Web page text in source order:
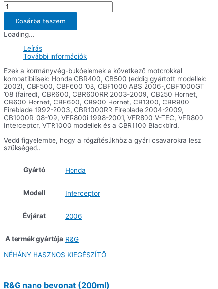
Kormányvég
bukógombák
Most
Honda
Motorcycles
mennyiség
Kosárba teszem
Loading...
Leírás
További információk
Ezek a kormányvég-bukóelemek a következő motorokkal
kompatibilisek: Honda CBR400, CB500 (eddig gyártott modellek:
2002), CBF500, CBF600 ’08, CBF1000 ABS 2006-,CBF1000GT
’08 (faired), CBR600, CBR600RR 2003-2009, CB250 Hornet,
CB600 Hornet, CBF600, CB900 Hornet, CB1300, CBR900
Fireblade 1992-2003, CBR1000RR Fireblade 2004-2009,
CB1000R ’08-’09, VFR800i 1998-2001, VFR800 V-TEC, VFR800
Interceptor, VTR1000 modellek és a CBR1100 Blackbird.
Vedd figyelembe, hogy a rögzítésükhöz a gyári csavarokra lesz
szükséged..
Gyártó Honda
Modell Interceptor
Évjárat 2006
A termék gyártója R&G
NÉHÁNY HASZNOS KIEGÉSZÍTŐ
R&G nano bevonat (200ml)